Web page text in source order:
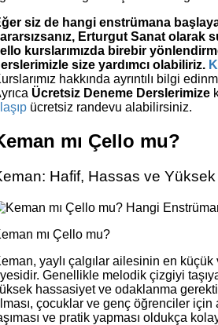
siz de hangi enstrümana
Erturgut Sanat olarak
kurslarımızda birebir
size yardımcı olabiliriz.
hakkında ayrıntılı bilgi
Ücretsiz Deneme Derslerimize
ücretsiz randevu alabilirsiniz.
mı Çello mu?
Hafif, Hassas ve Yüksek
mı Çello mu?
yaylı çalgılar ailesinin en
Genellikle melodik çizgiyi
hassasiyet ve odaklanma
çocuklar ve genç öğrenciler için
ve pratik yapması oldukça